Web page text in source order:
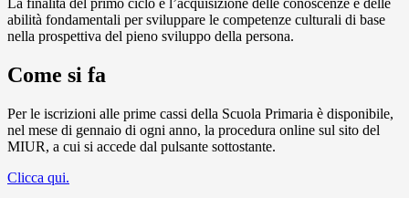
La finalità del primo ciclo è l’acquisizione delle conoscenze e delle
abilità fondamentali per sviluppare le competenze culturali di base
nella prospettiva del pieno sviluppo della persona.
Come si fa
Per le iscrizioni alle prime cassi della Scuola Primaria è disponibile,
nel mese di gennaio di ogni anno, la procedura online sul sito del
MIUR, a cui si accede dal pulsante sottostante.
Clicca qui.